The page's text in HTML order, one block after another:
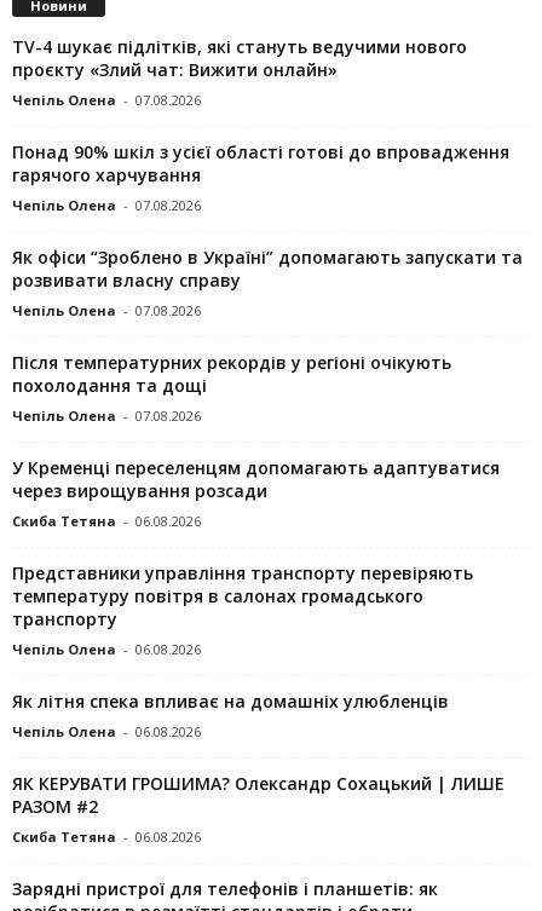
Новини
TV-4 шукає підлітків, які стануть ведучими нового
проєкту «Злий чат: Вижити онлайн»
Чепіль Олена - 07.08.2026
Понад 90% шкіл з усієї області готові до впровадження
гарячого харчування
Чепіль Олена - 07.08.2026
Як офіси “Зроблено в Україні” допомагають запускaти та
розвивати власну справу
Чепіль Олена - 07.08.2026
Після температурних рекордів у регіоні очікують
похолодання та дощі
Чепіль Олена - 07.08.2026
У Кременці переселенцям допомагають адаптуватися
через вирощування розсади
Скиба Тетяна - 06.08.2026
Представники управління транспорту перевіряють
температуру повітря в салонах громадського
транспорту
Чепіль Олена - 06.08.2026
Як літня спека впливає на домашніх улюбленців
Чепіль Олена - 06.08.2026
ЯК КЕРУВАТИ ГРОШИМА? Олександр Сохацький | ЛИШЕ
РАЗОМ #2
Скиба Тетяна - 06.08.2026
Зарядні пристрої для телефонів і планшетів: як